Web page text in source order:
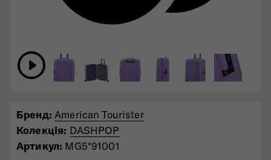
Бренд: American Tourister
Колекція: DASHPOP
Артикул: MG5*91001